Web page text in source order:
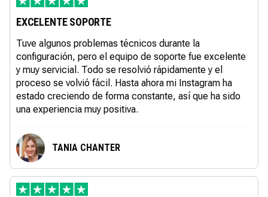
EXCELENTE SOPORTE
Tuve algunos problemas técnicos durante la
configuración, pero el equipo de soporte fue excelente
y muy servicial. Todo se resolvió rápidamente y el
proceso se volvió fácil. Hasta ahora mi Instagram ha
estado creciendo de forma constante, así que ha sido
una experiencia muy positiva.
TANIA CHANTER